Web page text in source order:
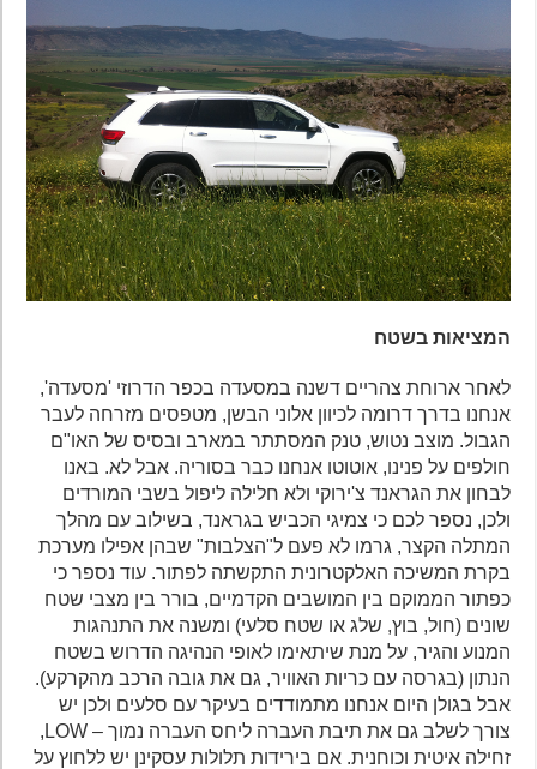
המציאות בשטח
לאחר ארוחת צהריים דשנה במסעדה בכפר הדרוזי 'מסעדה',
אנחנו בדרך דרומה לכיוון אלוני הבשן, מטפסים מזרחה לעבר
הגבול. מוצב נטוש, טנק המסתתר במארב ובסיס של האו"ם
חולפים על פנינו, אוטוטו אנחנו כבר בסוריה. אבל לא. באנו
לבחון את הגראנד צ'ירוקי ולא חלילה ליפול בשבי המורדים
ולכן, נספר לכם כי צמיגי הכביש בגראנד, בשילוב עם מהלך
המתלה הקצר, גרמו לא פעם ל"הצלבות" שבהן אפילו מערכת
בקרת המשיכה האלקטרונית התקשתה לפתור. עוד נספר כי
כפתור הממוקם בין המושבים הקדמיים, בורר בין מצבי שטח
שונים (חול, בוץ, שלג או שטח סלעי) ומשנה את התנהגות
המנוע והגיר, על מנת שיתאימו לאופי הנהיגה הדרוש בשטח
הנתון (בגרסה עם כריות האוויר, גם את גובה הרכב מהקרקע).
אבל בגולן היום אנחנו מתמודדים בעיקר עם סלעים ולכן יש
צורך לשלב גם את תיבת העברה ליחס העברה נמוך – LOW,
זחילה איטית וכוחנית. אם בירידות תלולות עסקינן יש ללחוץ על